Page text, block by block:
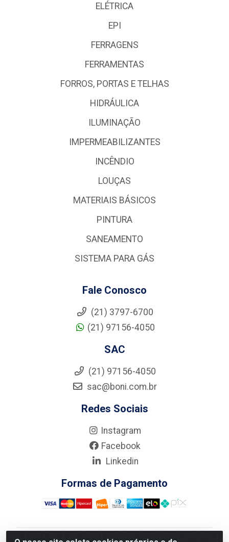
ELÉTRICA
EPI
FERRAGENS
FERRAMENTAS
FORROS, PORTAS E TELHAS
HIDRÁULICA
ILUMINAÇÃO
IMPERMEABILIZANTES
INCÊNDIO
LOUÇAS
MATERIAIS BÁSICOS
PINTURA
SANEAMENTO
SISTEMA PARA GÁS
Fale Conosco
(21) 3797-6700
(21) 97156-4050
SAC
(21) 97156-4050
sac@boni.com.br
Redes Sociais
Instagram
Facebook
Linkedin
Formas de Pagamento